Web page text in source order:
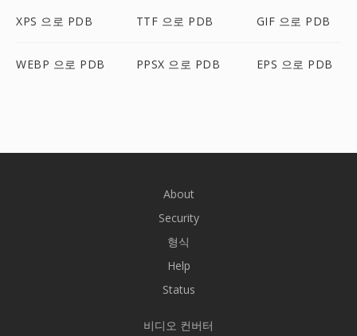
XPS 으로 PDB TTF 으로 PDB GIF 으로 PDB
WEBP 으로 PDB PPSX 으로 PDB EPS 으로 PDB
About
Security
형식
Help
Status
비디오 컨버터